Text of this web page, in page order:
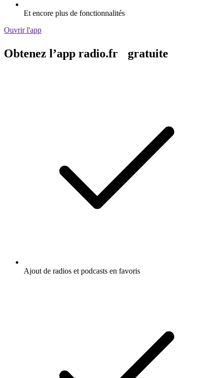
Et encore plus de fonctionnalités
Ouvrir l'app
Obtenez l’app radio.fr gratuite
Ajout de radios et podcasts en favoris